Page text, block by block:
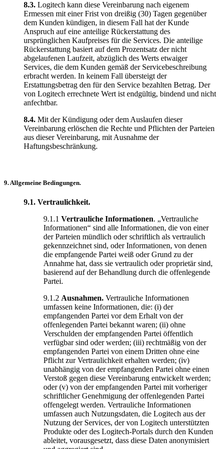
8.3. Logitech kann diese Vereinbarung nach eigenem
Ermessen mit einer Frist von dreißig (30) Tagen gegenüber
dem Kunden kündigen, in diesem Fall hat der Kunde
Anspruch auf eine anteilige Rückerstattung des
ursprünglichen Kaufpreises für die Services. Die anteilige
Rückerstattung basiert auf dem Prozentsatz der nicht
abgelaufenen Laufzeit, abzüglich des Werts etwaiger
Services, die dem Kunden gemäß der Servicebeschreibung
erbracht werden. In keinem Fall übersteigt der
Erstattungsbetrag den für den Service bezahlten Betrag. Der
von Logitech errechnete Wert ist endgültig, bindend und nicht
anfechtbar.
8.4. Mit der Kündigung oder dem Auslaufen dieser
Vereinbarung erlöschen die Rechte und Pflichten der Parteien
aus dieser Vereinbarung, mit Ausnahme der
Haftungsbeschränkung.
9. Allgemeine Bedingungen.
9.1. Vertraulichkeit.
9.1.1 Vertrauliche Informationen. „Vertrauliche
Informationen“ sind alle Informationen, die von einer
der Parteien mündlich oder schriftlich als vertraulich
gekennzeichnet sind, oder Informationen, von denen
die empfangende Partei weiß oder Grund zu der
Annahme hat, dass sie vertraulich oder proprietär sind,
basierend auf der Behandlung durch die offenlegende
Partei.
9.1.2 Ausnahmen. Vertrauliche Informationen
umfassen keine Informationen, die: (i) der
empfangenden Partei vor dem Erhalt von der
offenlegenden Partei bekannt waren; (ii) ohne
Verschulden der empfangenden Partei öffentlich
verfügbar sind oder werden; (iii) rechtmäßig von der
empfangenden Partei von einem Dritten ohne eine
Pflicht zur Vertraulichkeit erhalten werden; (iv)
unabhängig von der empfangenden Partei ohne einen
Verstoß gegen diese Vereinbarung entwickelt werden;
oder (v) von der empfangenden Partei mit vorheriger
schriftlicher Genehmigung der offenlegenden Partei
offengelegt werden. Vertrauliche Informationen
umfassen auch Nutzungsdaten, die Logitech aus der
Nutzung der Services, der von Logitech unterstützten
Produkte oder des Logitech-Portals durch den Kunden
ableitet, vorausgesetzt, dass diese Daten anonymisiert